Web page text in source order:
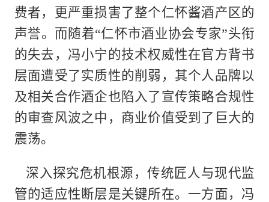
费者，更严重损害了整个仁怀酱酒产区的
声誉。而随着“仁怀市酒业协会专家”头衔
的失去，冯小宁的技术权威性在官方背书
层面遭受了实质性的削弱，其个人品牌以
及相关合作酒企也陷入了宣传策略合规性
的审查风波之中，商业价值受到了巨大的
震荡。
深入探究危机根源，传统匠人与现代监
管的适应性断层是关键所在。一方面，冯